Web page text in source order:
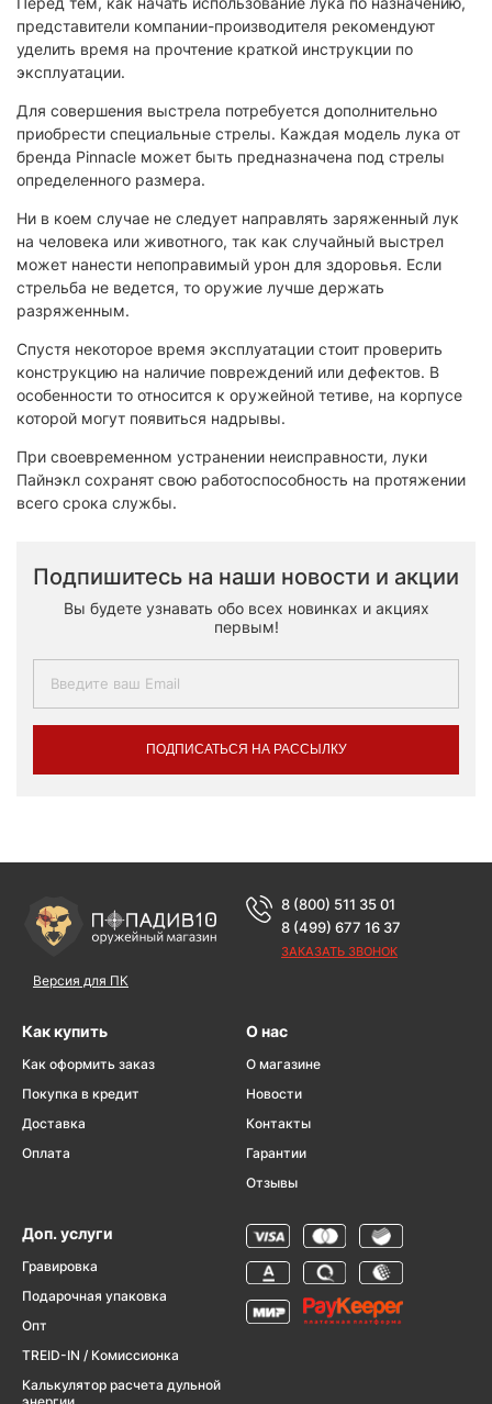
представители компании-производителя рекомендуют
уделить время на прочтение краткой инструкции по
эксплуатации.
Для совершения выстрела потребуется дополнительно
приобрести специальные стрелы. Каждая модель лука от
бренда Pinnacle может быть предназначена под стрелы
определенного размера.
Ни в коем случае не следует направлять заряженный лук
на человека или животного, так как случайный выстрел
может нанести непоправимый урон для здоровья. Если
стрельба не ведется, то оружие лучше держать
разряженным.
Спустя некоторое время эксплуатации стоит проверить
конструкцию на наличие повреждений или дефектов. В
особенности то относится к оружейной тетиве, на корпусе
которой могут появиться надрывы.
При своевременном устранении неисправности, луки
Пайнэкл сохранят свою работоспособность на протяжении
всего срока службы.
Подпишитесь на наши новости и акции
Вы будете узнавать обо всех новинках и акциях
первым!
ПОДПИСАТЬСЯ НА РАССЫЛКУ
Версия для ПК
8 (800) 511 35 01
8 (499) 677 16 37
ЗАКАЗАТЬ ЗВОНОК
Как купить
Как оформить заказ
Покупка в кредит
Доставка
Оплата
О нас
О магазине
Новости
Контакты
Гарантии
Отзывы
Доп. услуги
Гравировка
Подарочная упаковка
Опт
TREID-IN / Комиссионка
Калькулятор расчета дульной